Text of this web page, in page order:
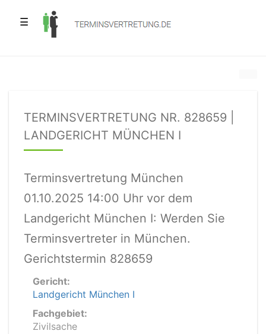
☰
TERMINSVERTRETUNG NR. 828659 |
LANDGERICHT MÜNCHEN I
Terminsvertretung München
01.10.2025 14:00 Uhr vor dem
Landgericht München I: Werden Sie
Terminsvertreter in München.
Gerichtstermin 828659
Gericht:
Landgericht München I
Fachgebiet:
Zivilsache